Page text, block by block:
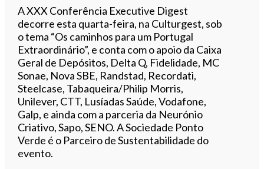
A XXX Conferência Executive Digest
decorre esta quarta-feira, na Culturgest, sob
o tema “Os caminhos para um Portugal
Extraordinário”, e conta com o apoio da Caixa
Geral de Depósitos, Delta Q, Fidelidade, MC
Sonae, Nova SBE, Randstad, Recordati,
Steelcase, Tabaqueira/Philip Morris,
Unilever, CTT, Lusíadas Saúde, Vodafone,
Galp, e ainda com a parceria da Neurónio
Criativo, Sapo, SENO. A Sociedade Ponto
Verde é o Parceiro de Sustentabilidade do
evento.